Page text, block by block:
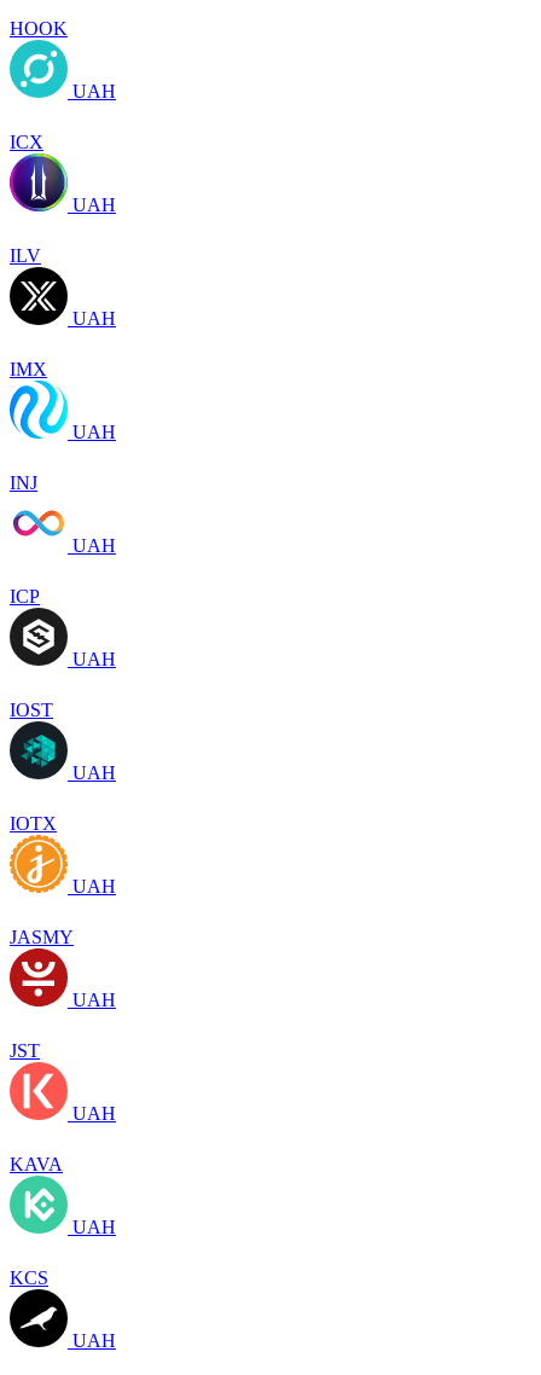
HOOK
UAH
ICX
UAH
ILV
UAH
IMX
UAH
INJ
UAH
ICP
UAH
IOST
UAH
IOTX
UAH
JASMY
UAH
JST
UAH
KAVA
UAH
KCS
UAH